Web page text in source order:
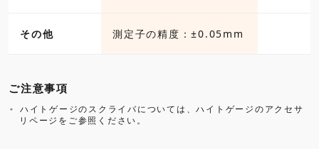
その他 測定子の精度：±0.05mm
ご注意事項
ハイトゲージのスクライバについては、ハイトゲージのアクセサ
リページをご参照ください。